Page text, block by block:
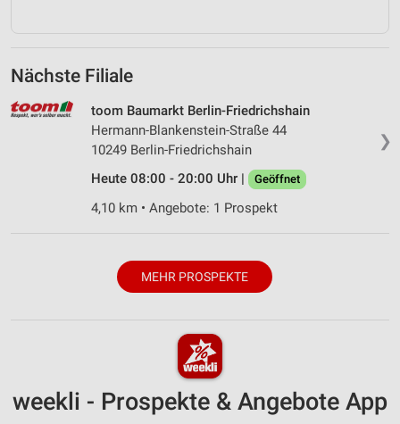
Nächste Filiale
❯
toom Baumarkt Berlin-Friedrichshain
Hermann-Blankenstein-Straße 44
10249 Berlin-Friedrichshain
Heute 08:00 - 20:00 Uhr |
Geöffnet
4,10 km • Angebote: 1 Prospekt
MEHR PROSPEKTE
weekli - Prospekte & Angebote App